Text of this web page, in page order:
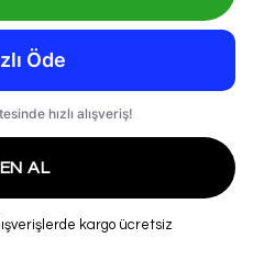
AL
kargo ücretsiz